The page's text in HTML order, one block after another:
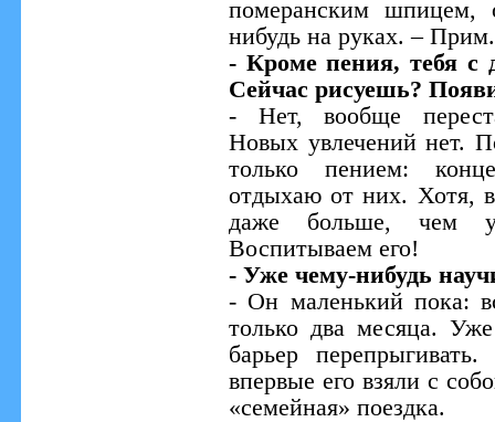
померанским шпицем,
нибудь на руках. –
- Кроме пения, тебя с
Сейчас рисуешь?
- Нет, вообще
Новых увлечений нет.
только пением:
отдыхаю от них. Хотя,
даже больше, чем
Воспитываем его!
- Уже чему-нибудь
- Он маленький пока:
только два месяца.
барьер
впервые его взяли с
«семейная» поездка.